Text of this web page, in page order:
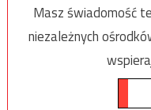
Masz świadomość
niezależnych